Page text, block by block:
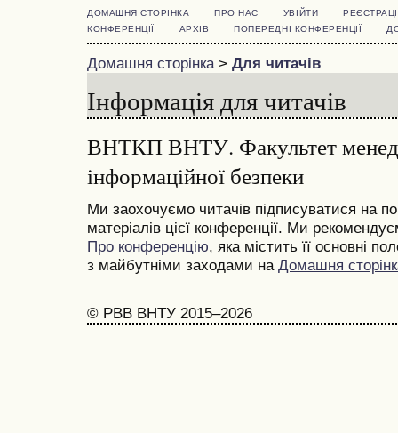
ДОМАШНЯ СТОРІНКА ПРО НАС УВІЙТИ
КОНФЕРЕНЦІЇ
АРХІВ ПОПЕРЕДНІ КОНФЕРЕНЦІЇ
Домашня сторінка> Для читачів
Інформація для читачів
ВНТКП ВНТУ. Факультет
інформаційної безпеки
Ми заохочуємо читачів підписуватися на
матеріалів цієї конференції. Ми
Про конференцію, яка містить її основні
з майбутніми заходами на Домашня
© РВВ ВНТУ 2015–2026